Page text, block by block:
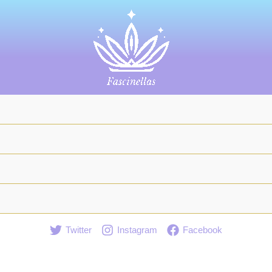
Twitter Instagram Facebook